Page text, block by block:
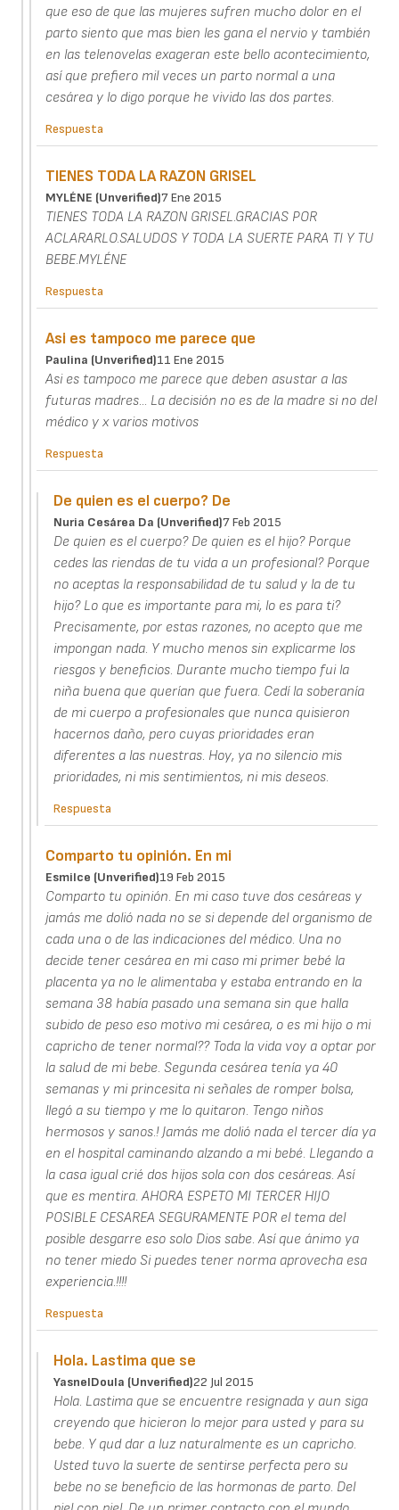
que eso de que las mujeres sufren mucho dolor en el
parto siento que mas bien les gana el nervio y también
en las telenovelas exageran este bello acontecimiento,
así que prefiero mil veces un parto normal a una
cesárea y lo digo porque he vivido las dos partes.
Respuesta
TIENES TODA LA RAZON GRISEL
MYLÉNE (unverified)7 Ene 2015
TIENES TODA LA RAZON GRISEL.GRACIAS POR
ACLARARLO.SALUDOS Y TODA LA SUERTE PARA TI Y TU
BEBE.MYLÉNE
Respuesta
Asi es tampoco me parece que
Paulina (unverified)11 Ene 2015
Asi es tampoco me parece que deben asustar a las
futuras madres... La decisión no es de la madre si no del
médico y x varios motivos
Respuesta
De quien es el cuerpo? De
Nuria Cesárea Da (unverified)7 Feb 2015
De quien es el cuerpo? De quien es el hijo? Porque
cedes las riendas de tu vida a un profesional? Porque
no aceptas la responsabilidad de tu salud y la de tu
hijo? Lo que es importante para mi, lo es para ti?
Precisamente, por estas razones, no acepto que me
impongan nada. Y mucho menos sin explicarme los
riesgos y beneficios. Durante mucho tiempo fui la
niña buena que querían que fuera. Cedí la soberanía
de mi cuerpo a profesionales que nunca quisieron
hacernos daño, pero cuyas prioridades eran
diferentes a las nuestras. Hoy, ya no silencio mis
prioridades, ni mis sentimientos, ni mis deseos.
Respuesta
Comparto tu opinión. En mi
Esmilce (unverified)19 Feb 2015
Comparto tu opinión. En mi caso tuve dos cesáreas y
jamás me dolió nada no se si depende del organismo de
cada una o de las indicaciones del médico. Una no
decide tener cesárea en mi caso mi primer bebé la
placenta ya no le alimentaba y estaba entrando en la
semana 38 había pasado una semana sin que halla
subido de peso eso motivo mi cesárea, o es mi hijo o mi
capricho de tener normal?? Toda la vida voy a optar por
la salud de mi bebe. Segunda cesárea tenía ya 40
semanas y mi princesita ni señales de romper bolsa,
llegó a su tiempo y me lo quitaron. Tengo niños
hermosos y sanos.! Jamás me dolió nada el tercer día ya
en el hospital caminando alzando a mi bebé. Llegando a
la casa igual crié dos hijos sola con dos cesáreas. Así
que es mentira. AHORA ESPETO MI TERCER HIJO
POSIBLE CESAREA SEGURAMENTE POR el tema del
posible desgarre eso solo Dios sabe. Así que ánimo ya
no tener miedo Si puedes tener norma aprovecha esa
experiencia.!!!!
Respuesta
Hola. Lastima que se
YasnelDoula (unverified)22 Jul 2015
Hola. Lastima que se encuentre resignada y aun siga
creyendo que hicieron lo mejor para usted y para su
bebe. Y qud dar a luz naturalmente es un capricho.
Usted tuvo la suerte de sentirse perfecta pero su
bebe no se beneficio de las hormonas de parto. Del